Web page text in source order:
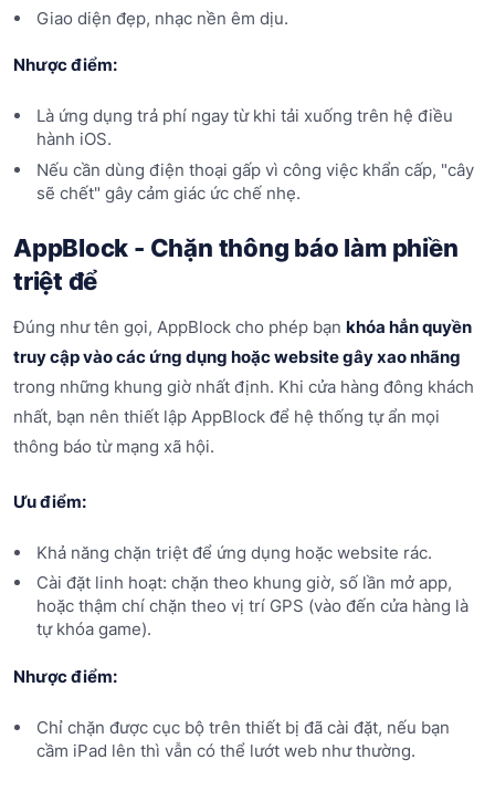
Giao diện đẹp, nhạc nền êm dịu.
Nhược điểm:
Là ứng dụng trả phí ngay từ khi tải xuống trên hệ điều
hành iOS.
Nếu cần dùng điện thoại gấp vì công việc khẩn cấp, "cây
sẽ chết" gây cảm giác ức chế nhẹ.
AppBlock - Chặn thông báo làm phiền
triệt để
Đúng như tên gọi, AppBlock cho phép bạn khóa hẳn quyền
truy cập vào các ứng dụng hoặc website gây xao nhãng
trong những khung giờ nhất định. Khi cửa hàng đông khách
nhất, bạn nên thiết lập AppBlock để hệ thống tự ẩn mọi
thông báo từ mạng xã hội.
Ưu điểm:
Khả năng chặn triệt để ứng dụng hoặc website rác.
Cài đặt linh hoạt: chặn theo khung giờ, số lần mở app,
hoặc thậm chí chặn theo vị trí GPS (vào đến cửa hàng là
tự khóa game).
Nhược điểm:
Chỉ chặn được cục bộ trên thiết bị đã cài đặt, nếu bạn
cầm iPad lên thì vẫn có thể lướt web như thường.